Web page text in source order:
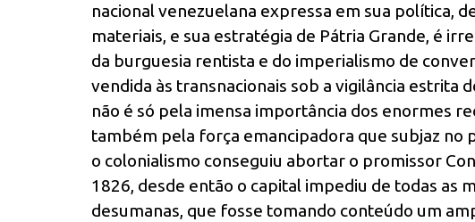
nacional venezuelana expressa em sua política,
materiais, e sua estratégia de Pátria Grande, é
da burguesia rentista e do imperialismo de
vendida às transnacionais sob a vigilância estrita
não é só pela imensa importância dos enormes
também pela força emancipadora que subjaz no
o colonialismo conseguiu abortar o promissor
1826, desde então o capital impediu de todas as
desumanas, que fosse tomando conteúdo um